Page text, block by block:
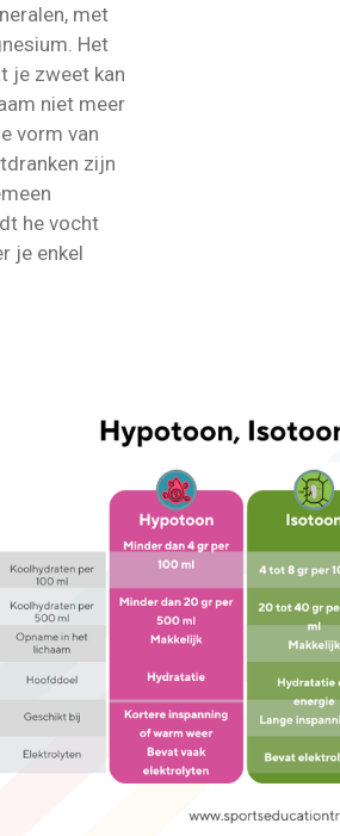
met
Het
je zweet kan
niet meer
vorm van
zijn
he vocht
je enkel